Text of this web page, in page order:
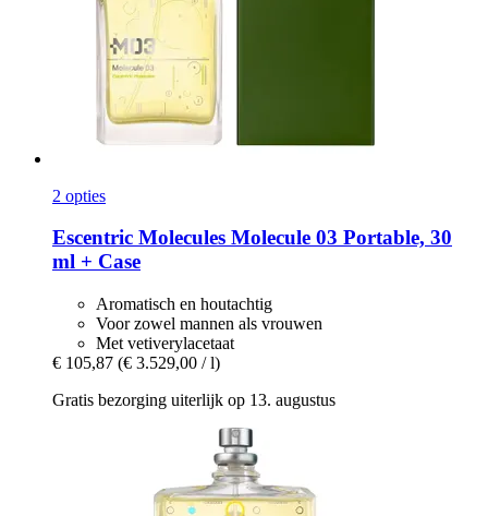
2 opties
Escentric Molecules Molecule 03 Portable, 30
ml + Case
Aromatisch en houtachtig
Voor zowel mannen als vrouwen
Met vetiverylacetaat
€ 105,87 (€ 3.529,00 / l)
Gratis bezorging uiterlijk op 13. augustus